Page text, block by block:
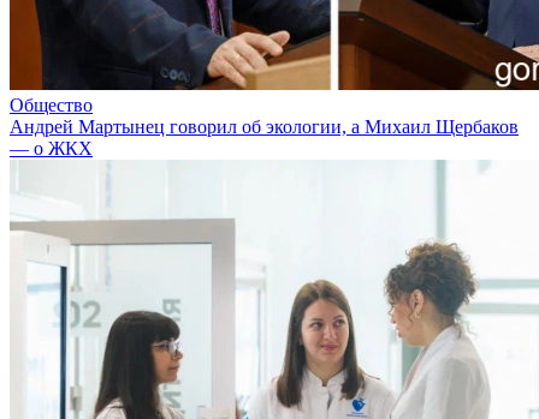
Общество
Андрей Мартынец говорил об экологии, а Михаил Щербаков
— о ЖКХ